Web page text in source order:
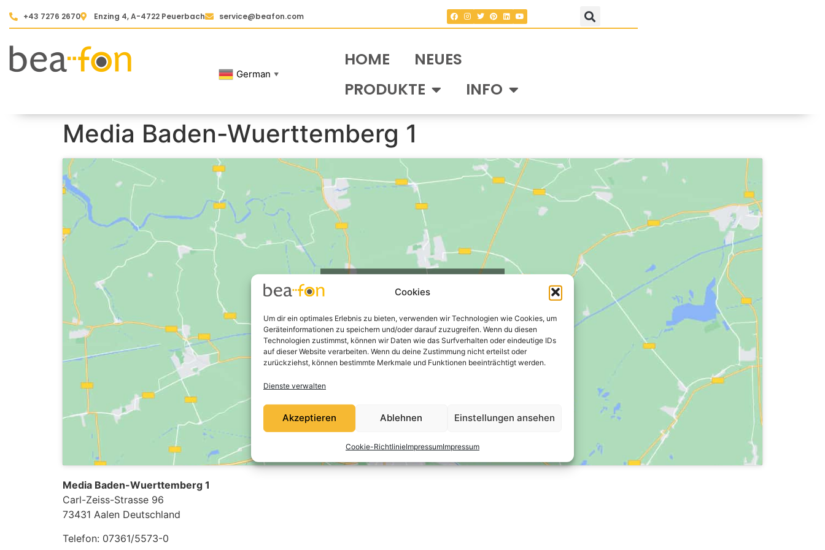
Cookies
Um dir ein optimales Erlebnis zu bieten, verwenden wir Technologien wie Cookies, um
Geräteinformationen zu speichern und/oder darauf zuzugreifen. Wenn du diesen
Technologien zustimmst, können wir Daten wie das Surfverhalten oder eindeutige IDs
auf dieser Website verarbeiten. Wenn du deine Zustimmung nicht erteilst oder
zurückziehst, können bestimmte Merkmale und Funktionen beeinträchtigt werden.
Dienste verwalten
Akzeptieren Ablehnen Einstellungen ansehen
Cookie-RichtlinieImpressumImpressum
+43 7276 2670 Enzing 4, A-4722 Peuerbach service@beafon.com
German ▼
HOME
NEUES
PRODUKTE
INFO
Media Baden-Wuerttemberg 1
maps zu aktivieren
Ich stimme zu
Media Baden-Wuerttemberg 1
Carl-Zeiss-Strasse 96
73431 Aalen Deutschland
Telefon: 07361/5573-0